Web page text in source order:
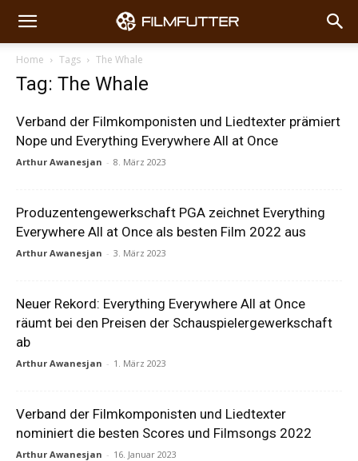
Home Tags The Whale
Tag: The Whale
Verband der Filmkomponisten und Liedtexter prämiert
Nope und Everything Everywhere All at Once
Arthur Awanesjan - 8. März 2023
Produzentengewerkschaft PGA zeichnet Everything
Everywhere All at Once als besten Film 2022 aus
Arthur Awanesjan - 3. März 2023
Neuer Rekord: Everything Everywhere All at Once
räumt bei den Preisen der Schauspielergewerkschaft
ab
Arthur Awanesjan - 1. März 2023
Verband der Filmkomponisten und Liedtexter
nominiert die besten Scores und Filmsongs 2022
Arthur Awanesjan - 16. Januar 2023